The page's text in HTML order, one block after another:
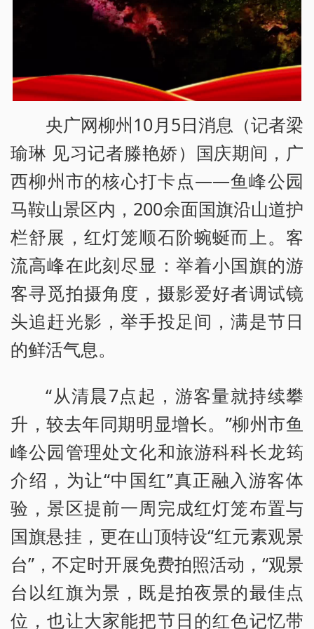
央广网柳州10月5日消息（记者梁
瑜琳 见习记者滕艳娇）国庆期间，广
西柳州市的核心打卡点——鱼峰公园
马鞍山景区内，200余面国旗沿山道护
栏舒展，红灯笼顺石阶蜿蜒而上。客
流高峰在此刻尽显：举着小国旗的游
客寻觅拍摄角度，摄影爱好者调试镜
头追赶光影，举手投足间，满是节日
的鲜活气息。
“从清晨7点起，游客量就持续攀
升，较去年同期明显增长。”柳州市鱼
峰公园管理处文化和旅游科科长龙筠
介绍，为让“中国红”真正融入游客体
验，景区提前一周完成红灯笼布置与
国旗悬挂，更在山顶特设“红元素观景
台”，不定时开展免费拍照活动，“观景
台以红旗为景，既是拍夜景的最佳点
位，也让大家能把节日的红色记忆带